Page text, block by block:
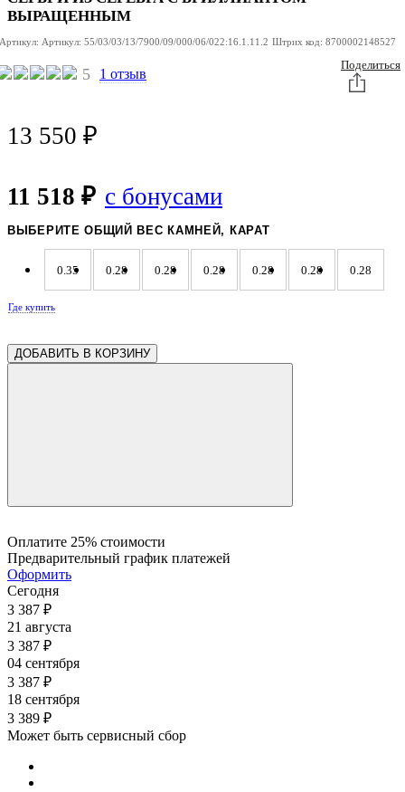
ВЫРАЩЕННЫМ
Артикул: Артикул: 55/03/03/13/7900/09/000/06/022:16.1.11.2 Штрих код: 8700002148527
5 1 отзыв
Поделиться
13 550 ₽
11 518 ₽ с бонусами
ВЫБЕРИТЕ ОБЩИЙ ВЕС КАМНЕЙ, КАРАТ
0.35 0.28 0.28 0.28 0.28 0.28 0.28
Где купить
ДОБАВИТЬ В КОРЗИНУ
Оплатите 25% стоимости
Предварительный график платежей
Оформить
Сегодня
3 387 ₽
21 августа
3 387 ₽
04 сентября
3 387 ₽
18 сентября
3 389 ₽
Может быть сервисный сбор